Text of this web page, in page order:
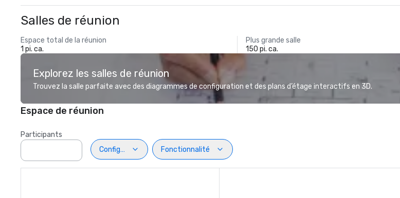
Salles de réunion
Espace total de la réunion
1 pi. ca.
Plus grande salle
150 pi. ca.
Explorez les salles de réunion
Trouvez la salle parfaite avec des diagrammes de configuration et des plans d’étage interactifs en 3D.
Espace de réunion
Participants
Configuration
Fonctionnalité